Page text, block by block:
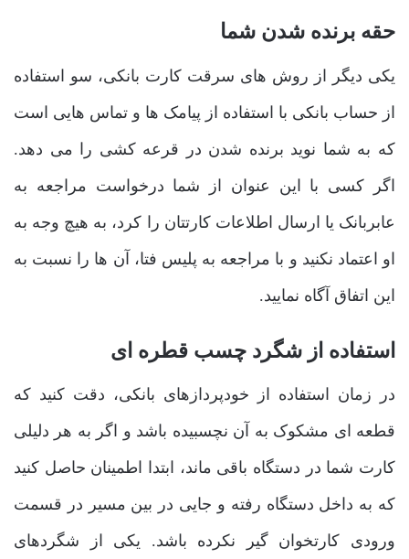
حقه برنده شدن شما
یکی دیگر از روش های سرقت کارت بانکی، سو استفاده
از حساب بانکی با استفاده از پیامک ها و تماس هایی است
که به شما نوید برنده شدن در قرعه کشی را می دهد.‌
اگر کسی با این عنوان از شما درخواست مراجعه به
عابربانک یا ارسال اطلاعات کارتتان را کرد، به هیچ وجه به
او اعتماد نکنید و با مراجعه به پلیس فتا، آن ها را نسبت به
این اتفاق آگاه نمایید.
استفاده از شگرد چسب قطره ای
در زمان استفاده از خودپردازهای بانکی، دقت کنید که
قطعه ای مشکوک به آن نچسبیده باشد و اگر به هر دلیلی
کارت شما در دستگاه باقی ماند، ابتدا اطمینان حاصل کنید
که به داخل دستگاه رفته و جایی در بین مسیر در قسمت
ورودی کارتخوان گیر نکرده باشد. یکی از شگردهای